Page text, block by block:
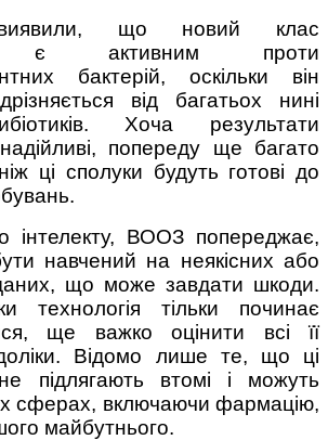
виявили, що новий клас
є активним проти
бактерій, оскільки він
від багатьох нині
Хоча результати
попереду ще багато
ці сполуки будуть готові до
інтелекту, ВООЗ попереджає,
навчений на неякісних або
що може завдати шкоди.
технологія тільки починає
ще важко оцінити всі її
Відомо лише те, що ці
не підлягають втомі і можуть
сферах, включаючи фармацію,
майбутнього.